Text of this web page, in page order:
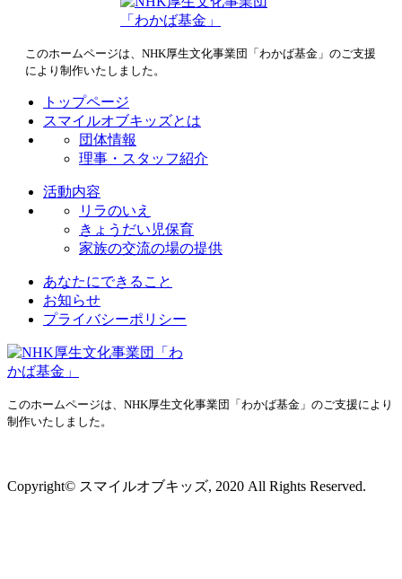
このホームページは、NHK厚生文化事業団「わかば基金」のご支援
により制作いたしました。
トップページ
スマイルオブキッズとは
団体情報
理事・スタッフ紹介
活動内容
リラのいえ
きょうだい児保育
家族の交流の場の提供
あなたにできること
お知らせ
プライバシーポリシー
このホームページは、NHK厚生文化事業団「わかば基金」のご支援により
制作いたしました。
Copyright© スマイルオブキッズ, 2020 All Rights Reserved.